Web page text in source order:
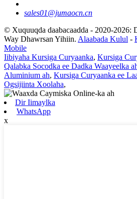
sales01@jumaocn.cn
© Xuquuqda daabacaadda - 2020-2026:
Way Dhawrsan Yihiin. Alaabada Kulul -
Mobile
Iibiyaha Kursiga Curyaanka, Kursiga
Qalabka Socodka ee Dadka Waayeelka
Aluminium ah, Kursiga Curyaanka ee
Ogsijiinta Xoolaha,
Dir Iimaylka
WhatsApp
x